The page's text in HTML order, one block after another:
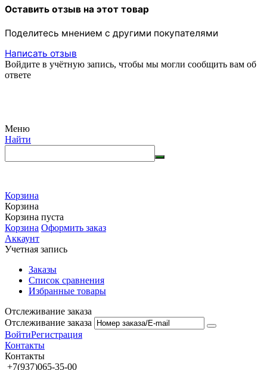
Оставить отзыв на этот товар
Поделитесь мнением с другими покупателями
Написать отзыв
Войдите в учётную запись, чтобы мы могли сообщить вам об
ответе
Меню
Найти
Корзина
Корзина
Корзина пуста
Корзина Оформить заказ
Аккаунт
Учетная запись
Заказы
Список сравнения
Избранные товары
Отслеживание заказа
Отслеживание заказа
ВойтиРегистрация
Контакты
Контакты
+7(937)065-35-00